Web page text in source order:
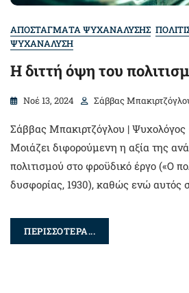
ΑΠΟΣΤΑΓΜΑΤΑ ΨΥΧΑΝΑΛΥΣΗΣ
ΨΥΧΑΝΑΛΥΣΗ
Η διττή όψη του
Νοέ 13, 2024 Σάββας
Σάββας Μπακιρτζόγλου |
Μοιάζει διφορούμενη η αξία της
πολιτισμού στο φροϋδικό έργο («O
δυσφορίας, 1930), καθώς ενώ αυτός
ΠΕΡΙΣΣΟΤΕΡΑ...